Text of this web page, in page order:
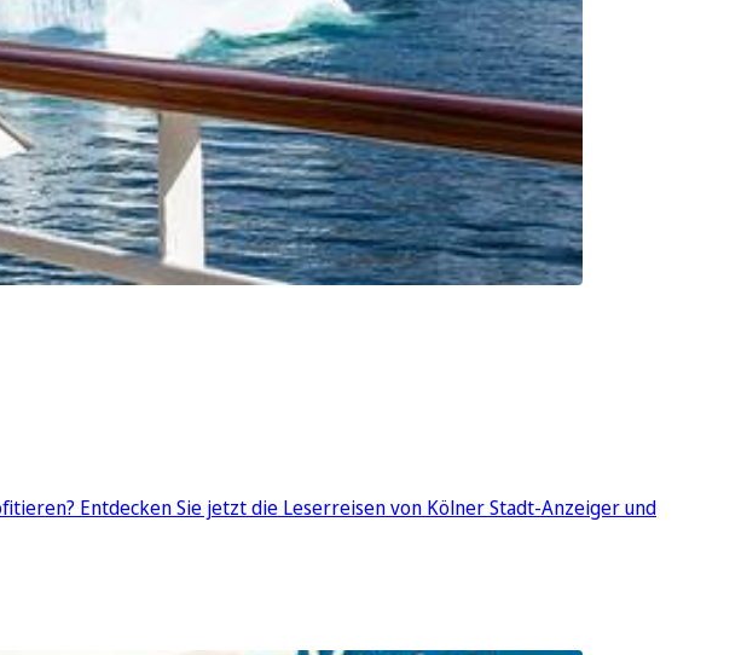
Entdecken Sie jetzt die Leserreisen von Kölner Stadt-Anzeiger und